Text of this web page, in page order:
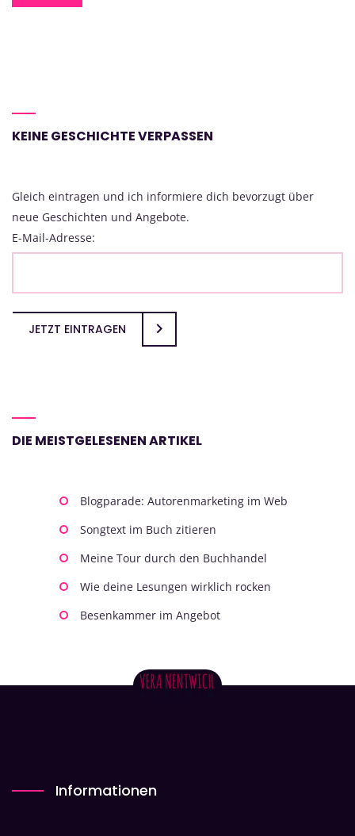
KEINE GESCHICHTE VERPASSEN
Gleich eintragen und ich informiere dich bevorzugt über
neue Geschichten und Angebote.
E-Mail-Adresse:
JETZT EINTRAGEN
DIE MEISTGELESENEN ARTIKEL
Blogparade: Autorenmarketing im Web
Songtext im Buch zitieren
Meine Tour durch den Buchhandel
Wie deine Lesungen wirklich rocken
Besenkammer im Angebot
Informationen